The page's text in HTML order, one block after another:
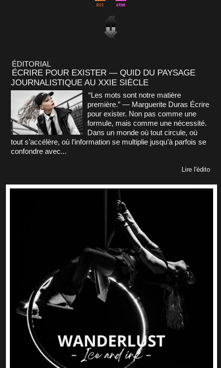
ÉDITORIAL
ÉCRIRE POUR EXISTER — QUID DU PAYSAGE
JOURNALISTIQUE AU XXIE SIÈCLE
“Les mots sont notre matière
première.” — Marguerite Duras Écrire
pour exister. Non pas comme une
formule, mais comme une nécessité.
Dans un monde où tout circule, où
tout s’accélère, où l’information se multiplie jusqu’à parfois se
confondre avec...
Lire l'édito